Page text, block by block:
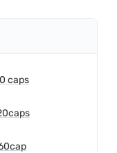
caps